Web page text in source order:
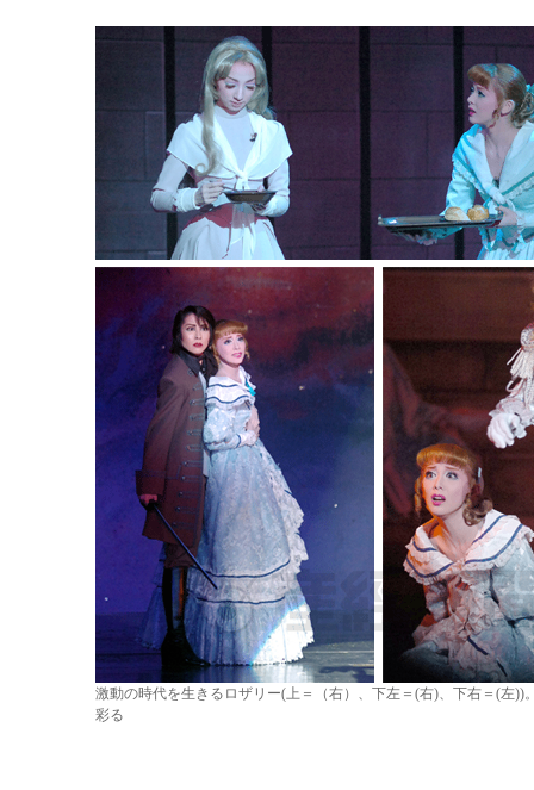
激動の時代を生きるロザリー(上＝（右）、下左＝(右)、下右＝(左))
彩る